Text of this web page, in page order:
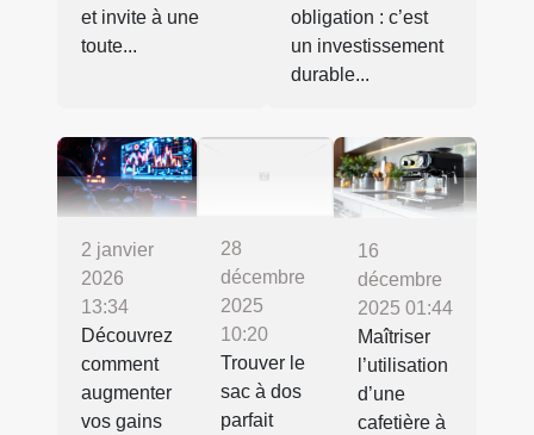
et invite à une
toute...
obligation : c’est
un investissement
durable...
2 janvier
2026
13:34
Découvrez
comment
augmenter
vos gains
28
décembre
2025
10:20
Trouver le
sac à dos
parfait
16
décembre
2025 01:44
Maîtriser
l’utilisation
d’une
cafetière à